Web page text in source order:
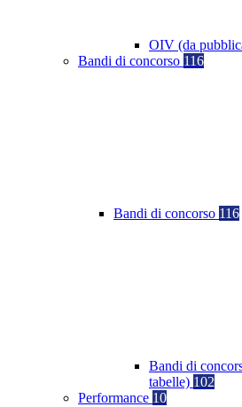
OIV (da
Bandi di concorso 116
Bandi di concorso 116
Bandi di
tabelle) 102
Performance 10